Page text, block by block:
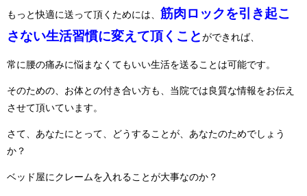
もっと快適に送って頂くためには、 筋肉ロックを引き起こ
さない生活習慣に変えて頂くことができれば、
常に腰の痛みに悩まなくてもいい生活を送ることは可能です。
そのための、お体との付き合い方も、当院では良質な情報をお伝え
させて頂いています。
さて、あなたにとって、どうすることが、あなたのためでしょう
か？
ベッド屋にクレームを入れることが大事なのか？